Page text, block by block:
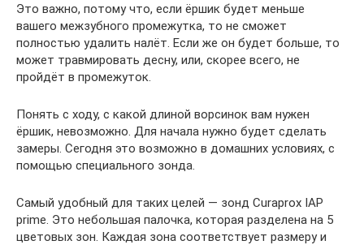
Это важно, потому что, если ёршик будет меньше
вашего межзубного промежутка, то не сможет
полностью удалить налёт. Если же он будет больше, то
может травмировать десну, или, скорее всего, не
пройдёт в промежуток.
Понять с ходу, с какой длиной ворсинок вам нужен
ёршик, невозможно. Для начала нужно будет сделать
замеры. Сегодня это возможно в домашних условиях, с
помощью специального зонда.
Самый удобный для таких целей — зонд Curaprox IAP
prime. Это небольшая палочка, которая разделена на 5
цветовых зон. Каждая зона соответствует размеру и